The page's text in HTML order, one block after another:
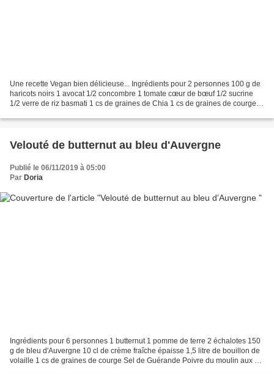
Une recette Vegan bien délicieuse... Ingrédients pour 2 personnes 100 g de
haricots noirs 1 avocat 1/2 concombre 1 tomate cœur de bœuf 1/2 sucrine
1/2 verre de riz basmati 1 cs de graines de Chia 1 cs de graines de courge 3
Velouté de butternut au bleu d'Auvergne
Publié le 06/11/2019 à 05:00
Par Doria
Ingrédients pour 6 personnes 1 butternut 1 pomme de terre 2 échalotes 150
g de bleu d'Auvergne 10 cl de crème fraîche épaisse 1,5 litre de bouillon de
volaille 1 cs de graines de courge Sel de Guérande Poivre du moulin aux 5